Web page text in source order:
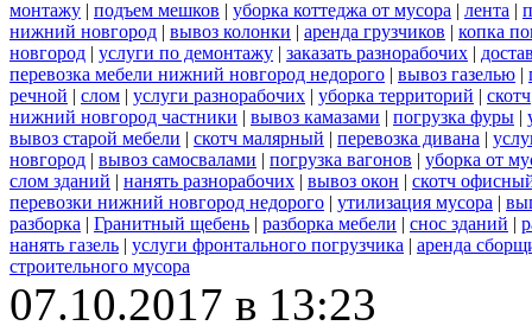
монтажу | подъем мешков | уборка коттеджа от мусора | лента |
нижний новгород | вывоз колонки | аренда грузчиков | копка
новгород | услуги по демонтажу | заказать разнорабочих |
перевозка мебели нижний новгород недорого | вывоз газелью |
речной | слом | услуги разнорабочих | уборка территорий | скотч
нижний новгород частники | вывоз камазами | погрузка фуры |
вывоз старой мебели | скотч малярный | перевозка дивана |
новгород | вывоз самосвалами | погрузка вагонов | уборка от
слом зданий | нанять разнорабочих | вывоз окон | скотч
перевозки нижний новгород недорого | утилизация мусора |
разборка | Гранитный щебень | разборка мебели | снос зданий |
нанять газель | услуги фронтального погрузчика | аренда
строительного мусора
07.10.2017 в 13:23